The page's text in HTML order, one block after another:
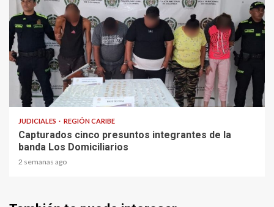
1 min read
JUDICIALES REGIÓN CARIBE
Capturados cinco presuntos integrantes de la
banda Los Domiciliarios
2 semanas ago